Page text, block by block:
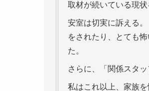
取材が続いている現状
安室は切実に訴える
をされたり、とても
た。
さらに、「関係スタ
私はこれ以上、家族